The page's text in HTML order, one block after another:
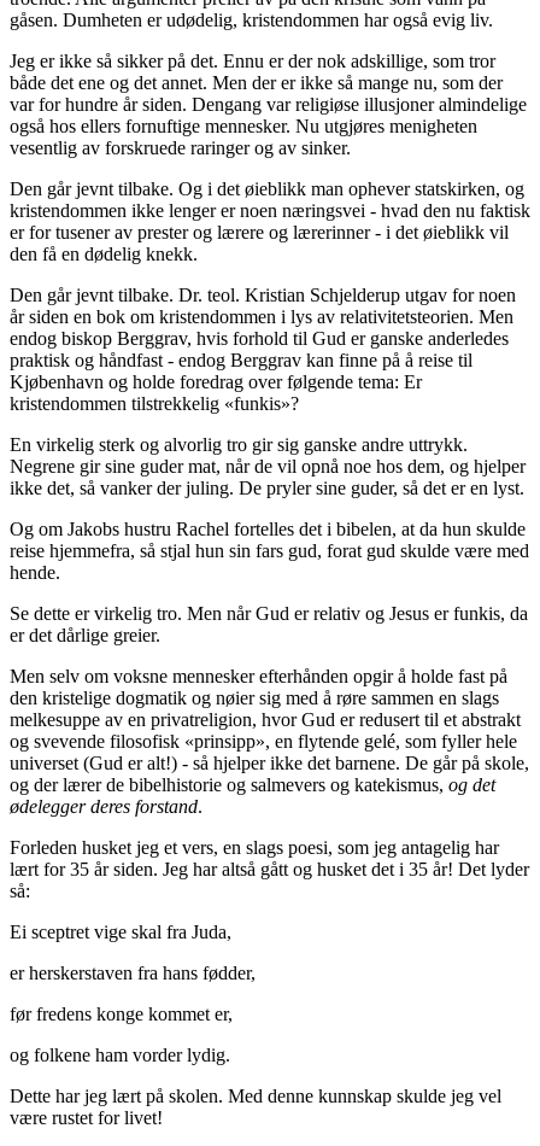
gåsen. Dumheten er udødelig, kristendommen har også evig liv.
Jeg er ikke så sikker på det. Ennu er der nok adskillige, som tror
både det ene og det annet. Men der er ikke så mange nu, som der
var for hundre år siden. Dengang var religiøse illusjoner almindelige
også hos ellers fornuftige mennesker. Nu utgjøres menigheten
vesentlig av forskruede raringer og av sinker.
Den går jevnt tilbake. Og i det øieblikk man ophever statskirken, og
kristendommen ikke lenger er noen næringsvei - hvad den nu faktisk
er for tusener av prester og lærere og lærerinner - i det øieblikk vil
den få en dødelig knekk.
Den går jevnt tilbake. Dr. teol. Kristian Schjelderup utgav for noen
år siden en bok om kristendommen i lys av relativitetsteorien. Men
endog biskop Berggrav, hvis forhold til Gud er ganske anderledes
praktisk og håndfast - endog Berggrav kan finne på å reise til
Kjøbenhavn og holde foredrag over følgende tema: Er
kristendommen tilstrekkelig «funkis»?
En virkelig sterk og alvorlig tro gir sig ganske andre uttrykk.
Negrene gir sine guder mat, når de vil opnå noe hos dem, og hjelper
ikke det, så vanker der juling. De pryler sine guder, så det er en lyst.
Og om Jakobs hustru Rachel fortelles det i bibelen, at da hun skulde
reise hjemmefra, så stjal hun sin fars gud, forat gud skulde være med
hende.
Se dette er virkelig tro. Men når Gud er relativ og Jesus er funkis, da
er det dårlige greier.
Men selv om voksne mennesker efterhånden opgir å holde fast på
den kristelige dogmatik og nøier sig med å røre sammen en slags
melkesuppe av en privatreligion, hvor Gud er redusert til et abstrakt
og svevende filosofisk «prinsipp», en flytende gelé, som fyller hele
universet (Gud er alt!) - så hjelper ikke det barnene. De går på skole,
og der lærer de bibelhistorie og salmevers og katekismus, og det
ødelegger deres forstand.
Forleden husket jeg et vers, en slags poesi, som jeg antagelig har
lært for 35 år siden. Jeg har altså gått og husket det i 35 år! Det lyder
så:
Ei sceptret vige skal fra Juda,
er herskerstaven fra hans fødder,
før fredens konge kommet er,
og folkene ham vorder lydig.
Dette har jeg lært på skolen. Med denne kunnskap skulde jeg vel
være rustet for livet!